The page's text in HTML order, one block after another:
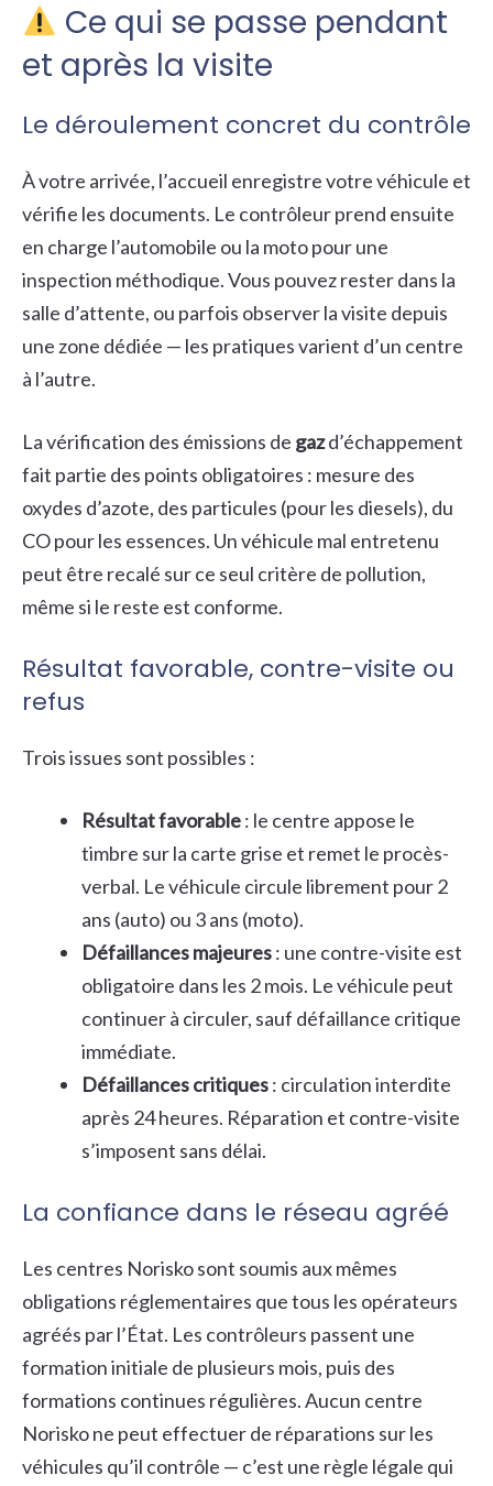
Ce qui se passe pendant
et après la visite
Le déroulement concret du contrôle
À votre arrivée, l’accueil enregistre votre véhicule et
vérifie les documents. Le contrôleur prend ensuite
en charge l’automobile ou la moto pour une
inspection méthodique. Vous pouvez rester dans la
salle d’attente, ou parfois observer la visite depuis
une zone dédiée — les pratiques varient d’un centre
à l’autre.
La vérification des émissions de gazd’échappement
fait partie des points obligatoires : mesure des
oxydes d’azote, des particules (pour les diesels), du
CO pour les essences. Un véhicule mal entretenu
peut être recalé sur ce seul critère de pollution,
même si le reste est conforme.
Résultat favorable, contre-visite ou
refus
Trois issues sont possibles :
Résultat favorable: le centre appose le
timbre sur la carte grise et remet le procès-
verbal. Le véhicule circule librement pour 2
ans (auto) ou 3 ans (moto).
Défaillances majeures: une contre-visite est
obligatoire dans les 2 mois. Le véhicule peut
continuer à circuler, sauf défaillance critique
immédiate.
Défaillances critiques: circulation interdite
après 24 heures. Réparation et contre-visite
s’imposent sans délai.
La confiance dans le réseau agréé
Les centres Norisko sont soumis aux mêmes
obligations réglementaires que tous les opérateurs
agréés par l’État. Les contrôleurs passent une
formation initiale de plusieurs mois, puis des
formations continues régulières. Aucun centre
Norisko ne peut effectuer de réparations sur les
véhicules qu’il contrôle — c’est une règle légale qui